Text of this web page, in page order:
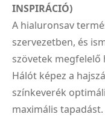
INSPIRÁCIÓ)
A hialuronsav
szervezetben, és
szövetek
Hálót képez a
színkeverék
maximális tapadást.